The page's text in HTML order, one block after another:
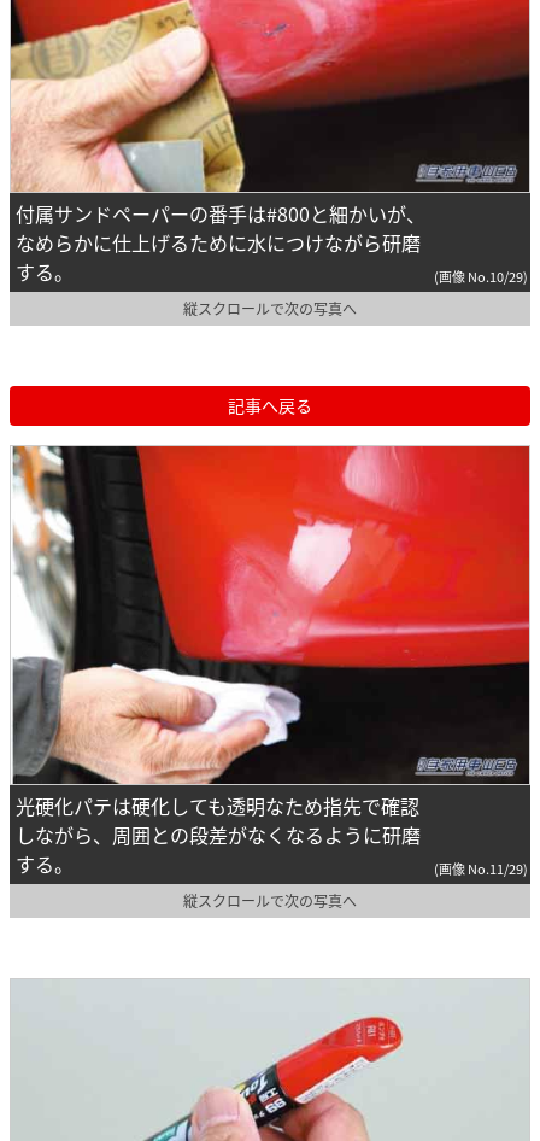
付属サンドペーパーの番手は#800と細かいが、
なめらかに仕上げるために水につけながら研磨
する。
(画像 No.10/29)
縦スクロールで次の写真へ
記事へ戻る
光硬化パテは硬化しても透明なため指先で確認
しながら、周囲との段差がなくなるように研磨
する。
(画像 No.11/29)
縦スクロールで次の写真へ